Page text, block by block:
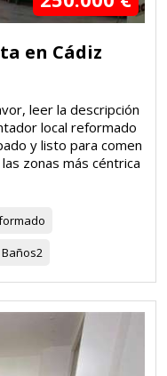
en Cádiz
leer la descripción
local reformado
y listo para comen
zonas más céntrica
Baños2